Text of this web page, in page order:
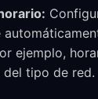
ejemplo,
del tipo de red.